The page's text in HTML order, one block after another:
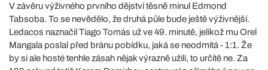
V závěru výživného prvního dějství těsně minul Edmond
Tabsoba. To se nevědělo, že druhá půle bude ještě výživnější.
Ledacos naznačil Tiago Tomás už ve 49. minutě, jelikož mu Orel
Mangala poslal před bránu pobídku, jaká se neodmítá - 1:1. Že
by si ale hosté tenhle zásah nějak výrazně užili, to určitě ne. Za